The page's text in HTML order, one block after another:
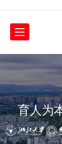
育人为